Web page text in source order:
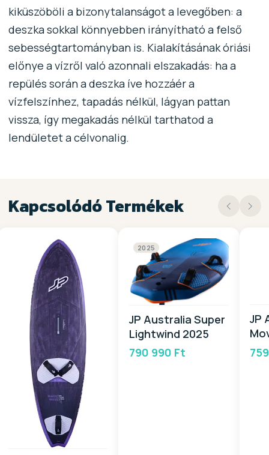
kiküszöböli a bizonytalanságot a levegőben: a
deszka sokkal könnyebben irányítható a felső
sebességtartományban is. Kialakításának óriási
előnye a vízről való azonnali elszakadás: ha a
repülés során a deszka íve hozzáér a
vízfelszínhez, tapadás nélkül, lágyan pattan
vissza, így megakadás nélkül tarthatod a
lendületet a célvonalig.
Kapcsolódó Termékek
2025
JP Australia Super
Lightwind 2025
790 990 Ft
JP